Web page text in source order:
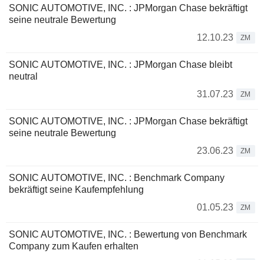
SONIC AUTOMOTIVE, INC. : JPMorgan Chase bekräftigt
seine neutrale Bewertung
12.10.23
ZM
SONIC AUTOMOTIVE, INC. : JPMorgan Chase bleibt
neutral
31.07.23
ZM
SONIC AUTOMOTIVE, INC. : JPMorgan Chase bekräftigt
seine neutrale Bewertung
23.06.23
ZM
SONIC AUTOMOTIVE, INC. : Benchmark Company
bekräftigt seine Kaufempfehlung
01.05.23
ZM
SONIC AUTOMOTIVE, INC. : Bewertung von Benchmark
Company zum Kaufen erhalten